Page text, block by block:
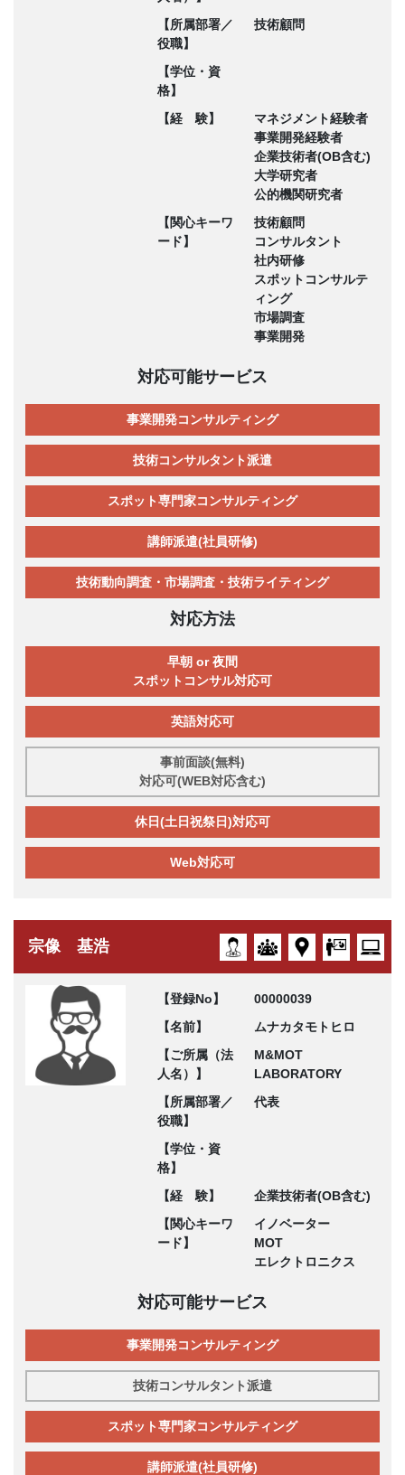
【所属部署／
役職】
技術顧問
【学位・資
格】
【経 験】
マネジメント経験者
事業開発経験者
企業技術者(OB含む)
大学研究者
公的機関研究者
【関心キーワ
ード】
技術顧問
コンサルタント
社内研修
スポットコンサルテ
ィング
市場調査
事業開発
対応可能サービス
事業開発コンサルティング
技術コンサルタント派遣
スポット専門家コンサルティング
講師派遣(社員研修)
技術動向調査・市場調査・技術ライティング
対応方法
早朝 or 夜間
スポットコンサル対応可
英語対応可
事前面談(無料)
対応可(WEB対応含む)
休日(土日祝祭日)対応可
Web対応可
宗像 基浩
【登録No】
00000039
【名前】
ムナカタモトヒロ
【ご所属（法
人名）】
M&MOT
LABORATORY
【所属部署／
役職】
代表
【学位・資
格】
【経 験】
企業技術者(OB含む)
【関心キーワ
ード】
イノベーター
MOT
エレクトロニクス
対応可能サービス
事業開発コンサルティング
技術コンサルタント派遣
スポット専門家コンサルティング
講師派遣(社員研修)